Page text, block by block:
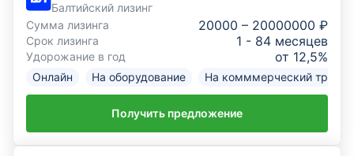
Балтийский лизинг
Сумма лизинга
20000 – 20000000 ₽
Срок лизинга 1 - 84 месяцев
Удорожание в год от 12,5%
Онлайн На оборудование На комммерческий
Получить предложение